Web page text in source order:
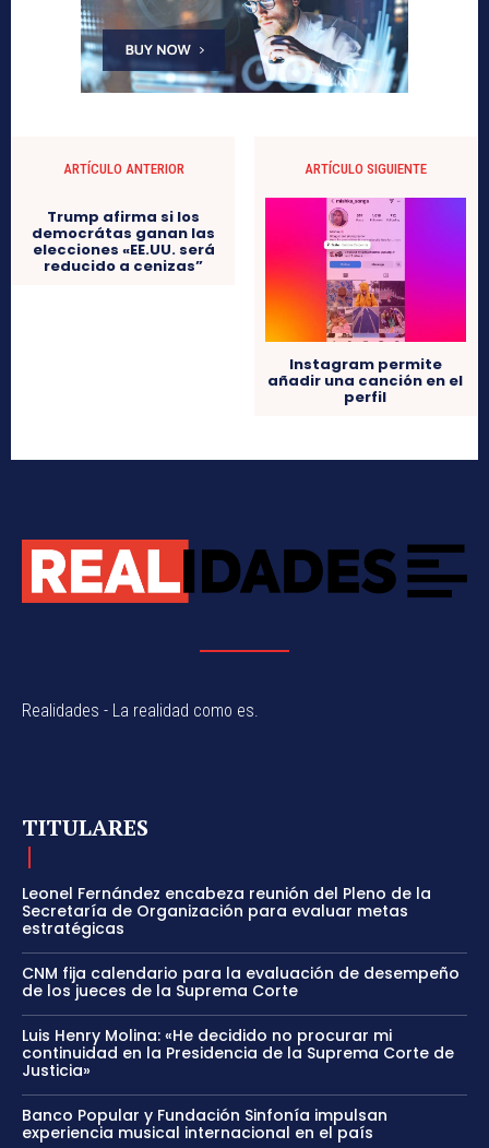
ARTÍCULO ANTERIOR
Trump afirma si los
democrátas ganan las
elecciones «EE.UU. será
reducido a cenizas”
ARTÍCULO SIGUIENTE
Instagram permite
añadir una canción en el
perfil
Realidades - La realidad como es.
TITULARES
Leonel Fernández encabeza reunión del Pleno de la
Secretaría de Organización para evaluar metas
estratégicas
CNM fija calendario para la evaluación de desempeño
de los jueces de la Suprema Corte
Luis Henry Molina: «He decidido no procurar mi
continuidad en la Presidencia de la Suprema Corte de
Justicia»
Banco Popular y Fundación Sinfonía impulsan
experiencia musical internacional en el país